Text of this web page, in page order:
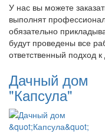
У нас вы можете
выполнят
обязательно
будут проведены все
ответственный подход к
Дачный дом
"Капсула"